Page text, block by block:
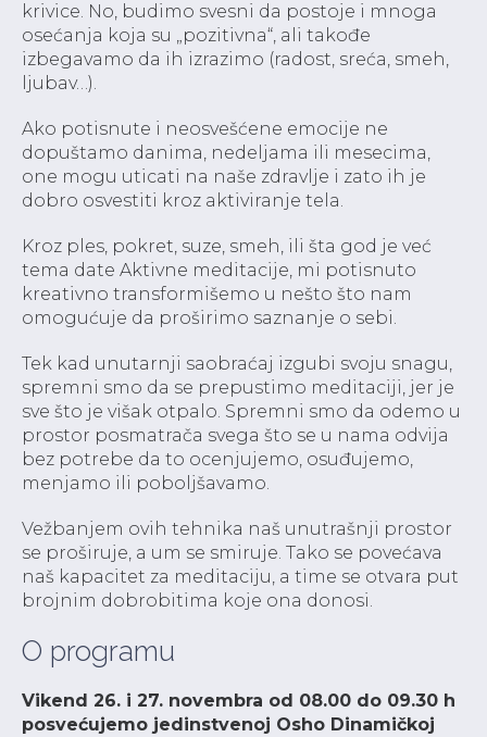
krivice. No, budimo svesni da postoje i mnoga
osećanja koja su „pozitivna“, ali takođe
izbegavamo da ih izrazimo (radost, sreća, smeh,
ljubav…).
Ako potisnute i neosvešćene emocije ne
dopuštamo danima, nedeljama ili mesecima,
one mogu uticati na naše zdravlje i zato ih je
dobro osvestiti kroz aktiviranje tela.
Kroz ples, pokret, suze, smeh, ili šta god je već
tema date Aktivne meditacije, mi potisnuto
kreativno transformišemo u nešto što nam
omogućuje da proširimo saznanje o sebi.
Tek kad unutarnji saobraćaj izgubi svoju snagu,
spremni smo da se prepustimo meditaciji, jer je
sve što je višak otpalo. Spremni smo da odemo u
prostor posmatrača svega što se u nama odvija
bez potrebe da to ocenjujemo, osuđujemo,
menjamo ili poboljšavamo.
Vežbanjem ovih tehnika naš unutrašnji prostor
se proširuje, a um se smiruje. Tako se povećava
naš kapacitet za meditaciju, a time se otvara put
brojnim dobrobitima koje ona donosi.
O programu
Vikend 26. i 27. novembra od 08.00 do 09.30 h
posvećujemo jedinstvenoj Osho Dinamičkoj